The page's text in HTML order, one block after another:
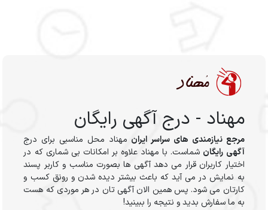
مهناد - درج آگهی رایگان
مرجع نیازمندی های سراسر ایران مهناد محل مناسبی برای درج
آگهی رایگان شماست. با مهناد علاوه بر امکانات بی شماری که در
اختیار کاربران قرار می دهد آگهی ها بصورت مناسب و کاربر پسند
به نمایش در می آید که باعث بیشتر دیده شدن و رونق کسب و
کارتان می شود. پس همین الان آگهی تان در هر موردی که هست
به ما سفارش بدید و نتیجه را ببینید!